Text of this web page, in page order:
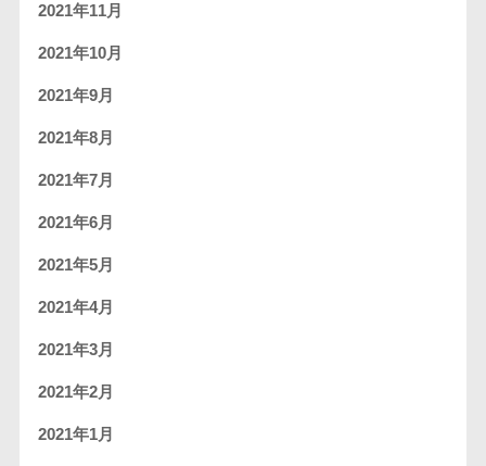
2021年11月
2021年10月
2021年9月
2021年8月
2021年7月
2021年6月
2021年5月
2021年4月
2021年3月
2021年2月
2021年1月